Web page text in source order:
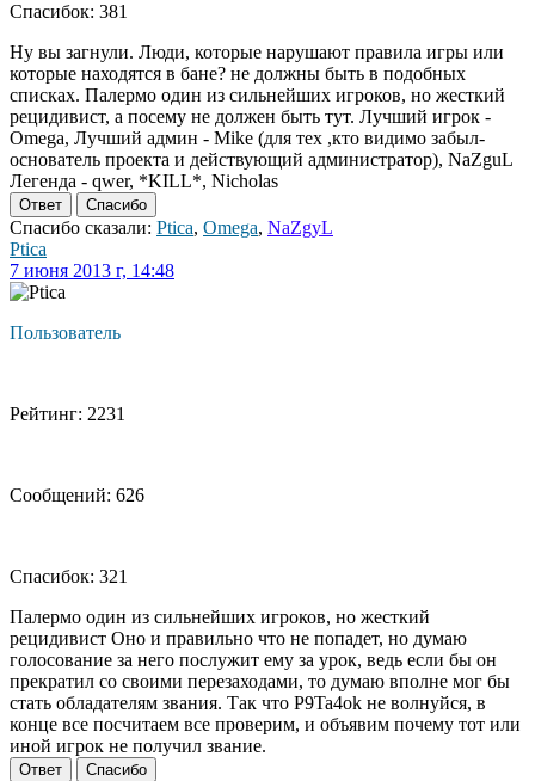
Спасибок: 381
Ну вы загнули. Люди, которые нарушают правила игры или
которые находятся в бане? не должны быть в подобных
списках. Палермо один из сильнейших игроков, но жесткий
рецидивист, а посему не должен быть тут. Лучший игрок -
Omega, Лучший админ - Mike (для тех ,кто видимо забыл-
основатель проекта и действующий администратор), NaZguL
Легенда - qwer, *KILL*, Nicholas
Ответ Спасибо
Спасибо сказали: Ptica, Omega, NaZgyL
Ptica
7 июня 2013 г, 14:48
Пользователь
Рейтинг: 2231
Сообщений: 626
Спасибок: 321
Палермо один из сильнейших игроков, но жесткий
рецидивист Оно и правильно что не попадет, но думаю
голосование за него послужит ему за урок, ведь если бы он
прекратил со своими перезаходами, то думаю вполне мог бы
стать обладателям звания. Так что P9Ta4ok не волнуйся, в
конце все посчитаем все проверим, и объявим почему тот или
иной игрок не получил звание.
Ответ Спасибо